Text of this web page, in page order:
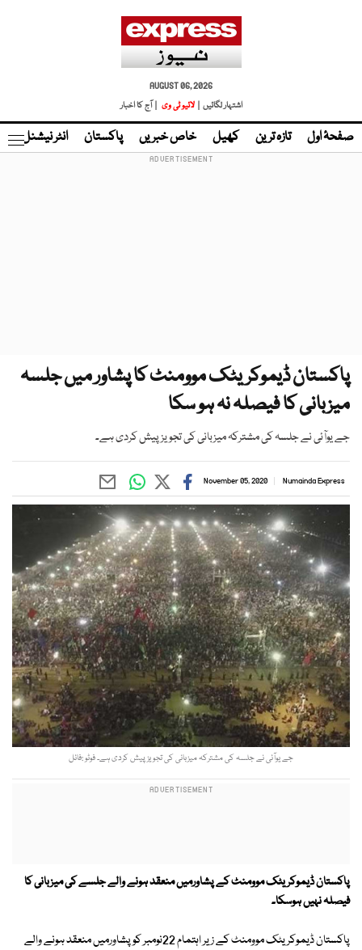
AUGUST 06, 2026
اشتہار لگائیں |
لائیو ٹی وی | آج کا اخبار
صفحۂ اول تازہ ترین کھیل خاص خبریں پاکستان انٹر نیشنل
پاکستان ڈیموکریٹک موومنٹ کا پشاور میں جلسہ
میزبانی کا فیصلہ نہ ہو سکا
جے یوآئی نے جلسہ کی مشترکہ میزبانی کی تجویز پیش کردی ہے۔
Numainda Express
November 05, 2020
جے یوآئی نے جلسہ کی مشترکہ میزبانی کی تجویز پیش کردی ہے۔ فوٹو :فائل
پاکستان ڈیموکریٹک موومنٹ کے پشاورمیں منعقد ہونے والے جلسے کی میزبانی کا
فیصلہ نہیں ہوسکا۔
پاکستان ڈیموکریٹک موومنٹ کے زیر اہتمام 22نومبر کو پشاورمیں منعقد ہونے والے